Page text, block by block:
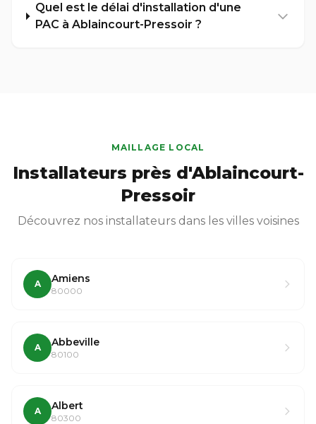
Quel est le délai d'installation d'une
PAC à Ablaincourt-Pressoir ?
MAILLAGE LOCAL
Installateurs près d'Ablaincourt-
Pressoir
Découvrez nos installateurs dans les villes voisines
A Amiens
80000
A Abbeville
80100
A Albert
80300